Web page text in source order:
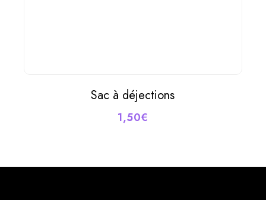
AJOUTER AU PANIER
Sac à déjections
1,50€